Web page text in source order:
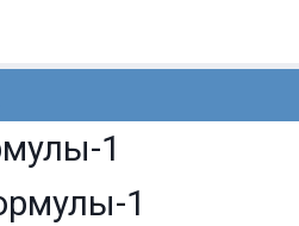
1
1